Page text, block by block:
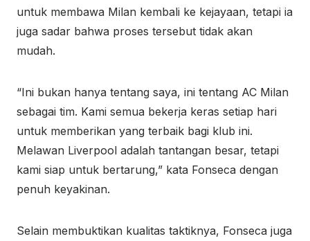
untuk membawa Milan kembali ke kejayaan, tetapi ia
juga sadar bahwa proses tersebut tidak akan
mudah.
“Ini bukan hanya tentang saya, ini tentang AC Milan
sebagai tim. Kami semua bekerja keras setiap hari
untuk memberikan yang terbaik bagi klub ini.
Melawan Liverpool adalah tantangan besar, tetapi
kami siap untuk bertarung,” kata Fonseca dengan
penuh keyakinan.
Selain membuktikan kualitas taktiknya, Fonseca juga